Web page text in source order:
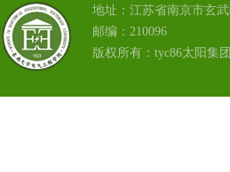
地址：江苏省南京市玄
邮编：210096
版权所有：tyc86太阳集